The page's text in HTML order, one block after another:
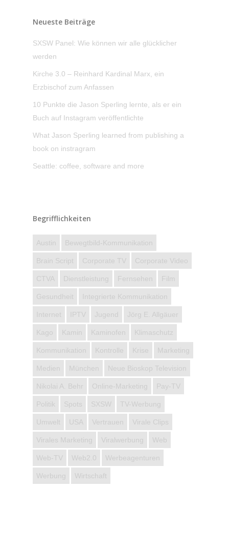
Neueste Beiträge
SXSW Panel: Wie können wir alle glücklicher
werden
Kirche 3.0 – Reinhard Kardinal Marx, ein
Erzbischof zum Anfassen
10 Punkte die Jason Sperling lernte, als er ein
Buch auf Instagram veröffentlichte
What Jason Sperling learned from publishing a
book on instragram
Seattle: coffee, software and more
Begrifflichkeiten
Austin Bewegtbild-Kommunikation
Brain Script Corporate TV Corporate Video
CTVA Dienstleistung Fernsehen Film
Gesundheit Integrierte Kommunikation
Internet IPTV Jugend Jörg E. Allgäuer
Kago Kamin Kaminofen Klimaschutz
Kommunikation Kontrolle Krise Marketing
Medien München Neue Bioskop Television
Nikolai A. Behr Online-Marketing Pay-TV
Politik Spots SXSW TV-Werbung
Umwelt USA Vertrauen Virale Clips
Virales Marketing Viralwerbung Web
Web-TV Web2.0 Werbeagenturen
Werbung Wirtschaft